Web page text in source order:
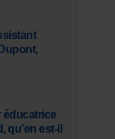
éducatrice
qu’en est-il